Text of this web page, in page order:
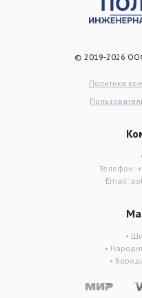
© 2019-2026
Политика
Телефон:
Email:
•
•
•